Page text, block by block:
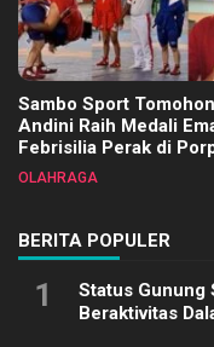
Sambo Sport
Andini Raih Medali
Febrisilia Perak di
Sulut 2025
OLAHRAGA
BERITA POPULER
1
Status Gunung
Beraktivitas